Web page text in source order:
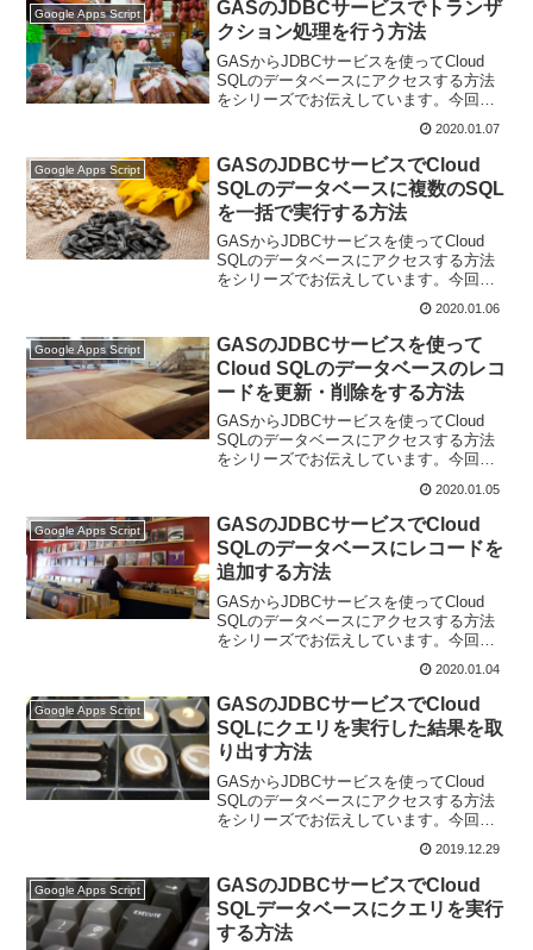
Google Apps Script
GASのJDBCサービスでトランザ
クション処理を行う方法
GASからJDBCサービスを使ってCloud
SQLのデータベースにアクセスする方法
をシリーズでお伝えしています。今回は
ン処理を行う方法をお伝えします。2020.01.07
Google Apps Script
GASのJDBCサービスでCloud
SQLのデータベースに複数のSQL
を一括で実行する方法
GASからJDBCサービスを使ってCloud
SQLのデータベースにアクセスする方法
をシリーズでお伝えしています。今回
は、GASのJDBCサービスでCloud SQLの
データベースに複数のSQLを実行する方
法です。
2020.01.06
Google Apps Script
GASのJDBCサービスを使って
Cloud SQLのデータベースのレコ
ードを更新・削除をする方法
GASからJDBCサービスを使ってCloud
SQLのデータベースにアクセスする方法
をシリーズでお伝えしています。今回は
のデータベースのレコードを更新・削除
をする方法です。
2020.01.05
Google Apps Script
GASのJDBCサービスでCloud
SQLのデータベースにレコードを
追加する方法
GASからJDBCサービスを使ってCloud
SQLのデータベースにアクセスする方法
をシリーズでお伝えしています。今回は
タベースにレコードを追加する方法で
す。
2020.01.04
Google Apps Script
GASのJDBCサービスでCloud
SQLにクエリを実行した結果を取
り出す方法
GASからJDBCサービスを使ってCloud
SQLのデータベースにアクセスする方法
をシリーズでお伝えしています。今回は
リを実行した結果を取り出す方法です。
2019.12.29
Google Apps Script
GASのJDBCサービスでCloud
SQLデータベースにクエリを実行
する方法